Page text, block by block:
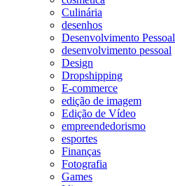
Culinária
desenhos
Desenvolvimento Pessoal
desenvolvimento pessoal
Design
Dropshipping
E-commerce
edição de imagem
Edição de Vídeo
empreendedorismo
esportes
Finanças
Fotografia
Games